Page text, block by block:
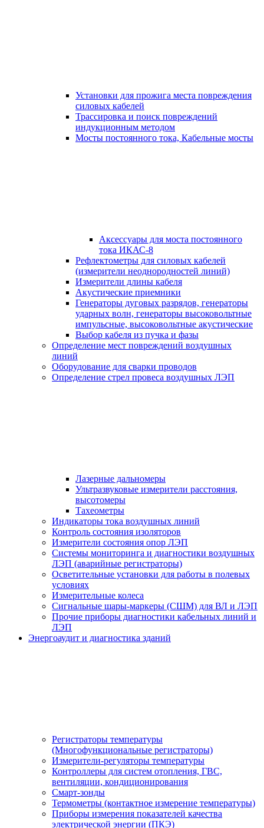
Установки для прожига места повреждения
силовых кабелей
Трассировка и поиск повреждений
индукционным методом
Мосты постоянного тока, Кабельные мосты
Аксессуары для моста постоянного
тока ИКАС-8
Рефлектометры для силовых кабелей
(измерители неоднородностей линий)
Измерители длины кабеля
Акустические приемники
Генераторы дуговых разрядов, генераторы
ударных волн, генераторы высоковольтные
импульсные, высоковольтные акустические
Выбор кабеля из пучка и фазы
Определение мест повреждений воздушных
линий
Оборудование для сварки проводов
Определение стрел провеса воздушных ЛЭП
Лазерные дальномеры
Ультразвуковые измерители расстояния,
высотомеры
Тахеометры
Индикаторы тока воздушных линий
Контроль состояния изоляторов
Измерители состояния опор ЛЭП
Системы мониторинга и диагностики воздушных
ЛЭП (аварийные регистраторы)
Осветительные установки для работы в полевых
условиях
Измерительные колеса
Сигнальные шары-маркеры (СШМ) для ВЛ и ЛЭП
Прочие приборы диагностики кабельных линий и
ЛЭП
Энергоаудит и диагностика зданий
Регистраторы температуры
(Многофункциональные регистраторы)
Измерители-регуляторы температуры
Контроллеры для систем отопления, ГВС,
вентиляции, кондиционирования
Смарт-зонды
Термометры (контактное измерение температуры)
Приборы измерения показателей качества
электрической энергии (ПКЭ)